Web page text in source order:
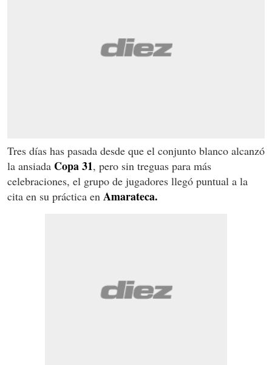
Tres días has pasada desde que el conjunto blanco alcanzó
la ansiada Copa 31, pero sin treguas para más
celebraciones, el grupo de jugadores llegó puntual a la
cita en su práctica en Amarateca.